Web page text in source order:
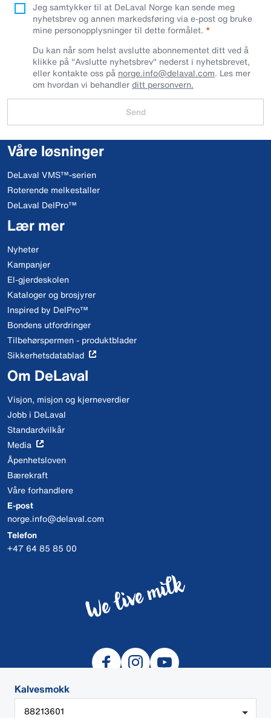
Kalvesmokk
88213601
Jeg samtykker til at DeLaval Norge kan sende meg
nyhetsbrev og annen markedsføring via e-post og bruke
mine personopplysninger til dette formålet.
Du kan når som helst avslutte abonnementet ditt ved å
klikke på "Avslutte nyhetsbrev" nederst i nyhetsbrevet,
eller kontakte oss på norge.info@delaval.com. Les mer
om hvordan vi behandlerditt personvern.
Send
Våre løsninger
DeLaval VMS™-serien
Roterende melkestaller
DeLaval DelPro™
Lær mer
Nyheter
Kampanjer
El-gjerdeskolen
Kataloger og brosjyrer
Inspired by DelPro™
Bondens utfordringer
Tilbehørspermen - produktblader
Sikkerhetsdatablad
Om DeLaval
Visjon, misjon og kjerneverdier
Jobb i DeLaval
Standardvilkår
Media
Åpenhetsloven
Bærekraft
Våre forhandlere
E-post
norge.info@delaval.com
Telefon
+47 64 85 85 00